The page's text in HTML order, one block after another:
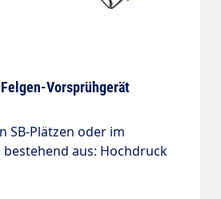
Vorsprühgerät
SB-Plätzen oder im
aus: Hochdruck
600mm umspritzt HD-